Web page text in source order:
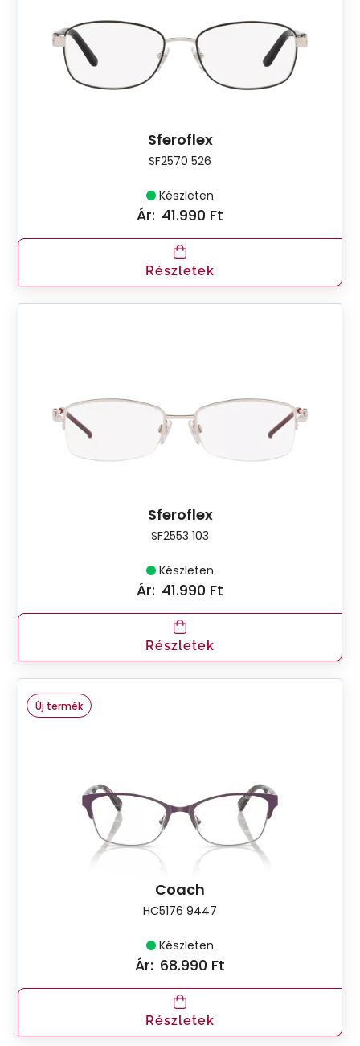
Sferoflex
SF2570 526
Készleten
Ár: 41.990 Ft
Részletek
Sferoflex
SF2553 103
Készleten
Ár: 41.990 Ft
Részletek
Új termék
Coach
HC5176 9447
Készleten
Ár: 68.990 Ft
Részletek